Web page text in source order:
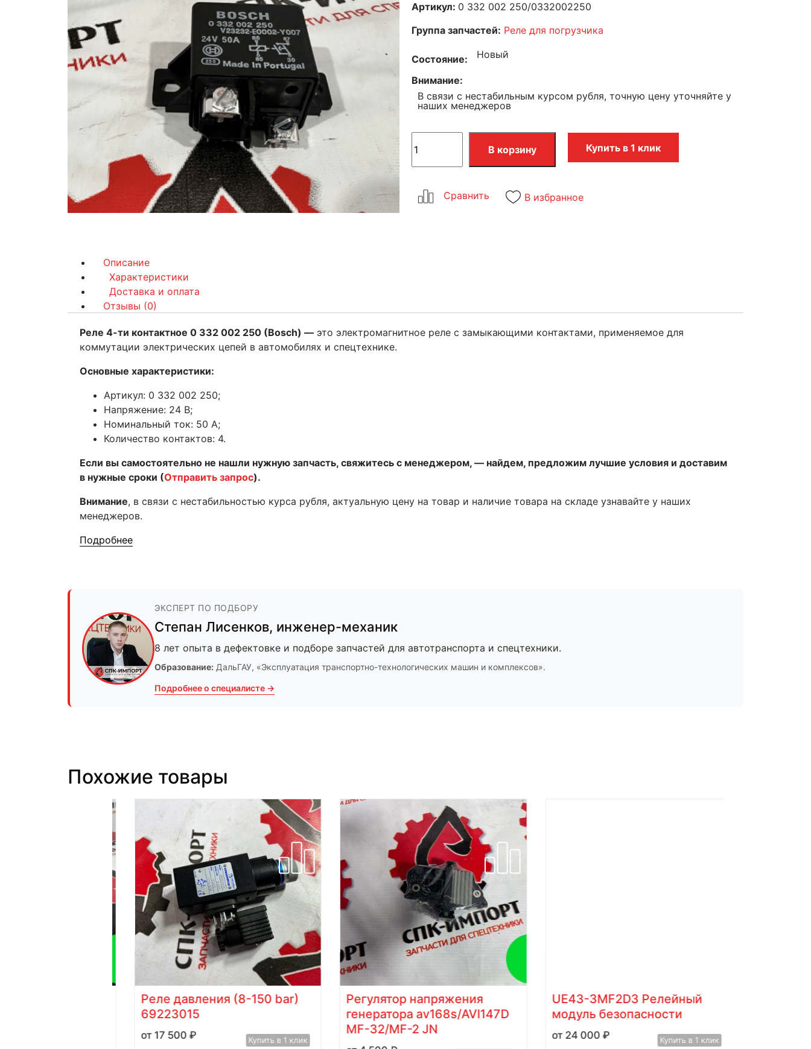
Артикул: 0 332 002 250/0332002250
Группа запчастей: Реле для погрузчика
Состояние Новый
Внимание
В связи с нестабильным курсом рубля, точную цену уточняйте у
наших менеджеров
В корзину Купить в 1 клик
В избранное
Описание
Характеристики
Доставка и оплата
Отзывы (0)
Реле 4-ти контактное 0 332 002 250 (Bosch) — это электромагнитное реле с замыкающими контактами, применяемое для
коммутации электрических цепей в автомобилях и спецтехнике.
Основные характеристики:
Артикул: 0 332 002 250;
Напряжение: 24 В;
Номинальный ток: 50 А;
Количество контактов: 4.
Если вы самостоятельно не нашли нужную запчасть, свяжитесь с менеджером, — найдем, предложим лучшие условия и доставим
в нужные сроки (Отправить запрос).
Внимание, в связи с нестабильностью курса рубля, актуальную цену на товар и наличие товара на складе узнавайте у наших
менеджеров.
Подробнее
ЭКСПЕРТ ПО ПОДБОРУ
Степан Лисенков, инженер-механик
8 лет опыта в дефектовке и подборе запчастей для автотранспорта и спецтехники.
Образование: ДальГАУ, «Эксплуатация транспортно-технологических машин и комплексов».
Подробнее о специалисте →
Похожие товары
Реле давления (8-150 bar)
69223015
17 500₽ Купить в 1 клик
Регулятор напряжения
генератора av168s/AVI147D
MF-32/MF-2 JN
UE43-3MF2D3 Релейный
модуль безопасности
24 000₽ Купить в 1 клик